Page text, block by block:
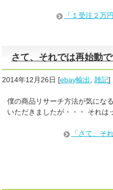
「１受注２万
さて、それでは再始動
2014年12月26日 [ebay輸出 ,雑記]
僕の商品リサーチ方法が気にな
いただきましたが・・・ それは
「さて、そ